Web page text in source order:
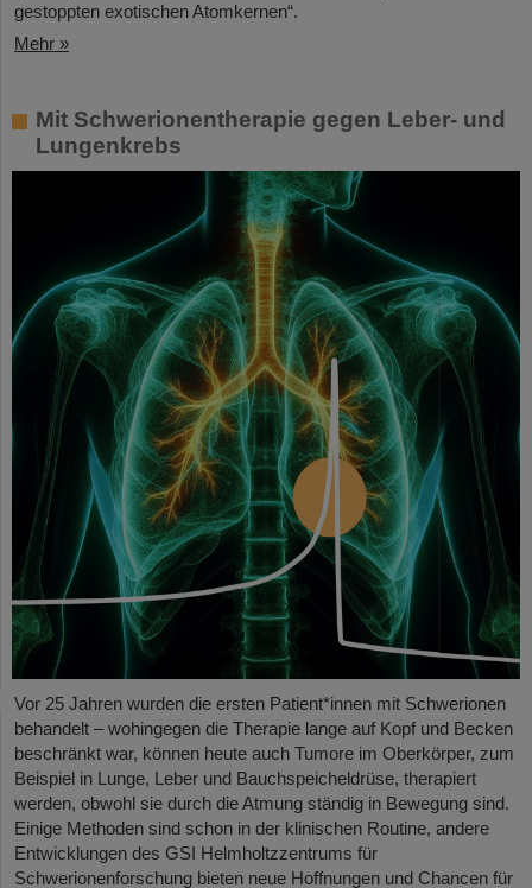
gestoppten exotischen Atomkernen“.
Mehr »
Mit Schwerionentherapie gegen Leber- und
Lungenkrebs
Vor 25 Jahren wurden die ersten Patient*innen mit Schwerionen
behandelt – wohingegen die Therapie lange auf Kopf und Becken
beschränkt war, können heute auch Tumore im Oberkörper, zum
Beispiel in Lunge, Leber und Bauchspeicheldrüse, therapiert
werden, obwohl sie durch die Atmung ständig in Bewegung sind.
Einige Methoden sind schon in der klinischen Routine, andere
Entwicklungen des GSI Helmholtzzentrums für
Schwerionenforschung bieten neue Hoffnungen und Chancen für